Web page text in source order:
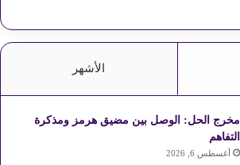
الأشهر
مخرج الحل: الوصل بين مضيق هرمز ومذكرة
التفاهم
أغسطس 6, 2026